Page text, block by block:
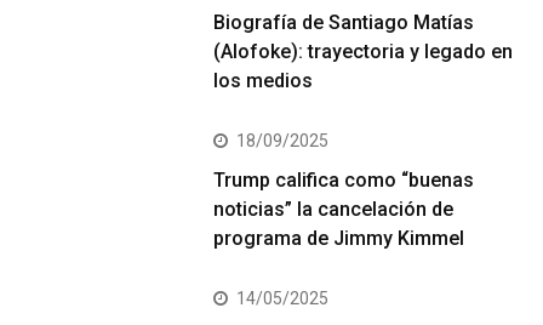
Biografía de Santiago Matías
(Alofoke): trayectoria y legado en
los medios
18/09/2025
Trump califica como “buenas
noticias” la cancelación de
programa de Jimmy Kimmel
14/05/2025